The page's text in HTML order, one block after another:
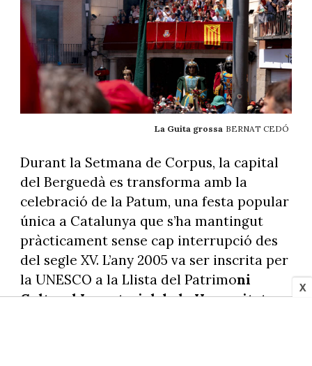
X
La Guita grossa BERNAT CEDÓ
Durant la Setmana de Corpus, la capital
del Berguedà es transforma amb la
celebració de la Patum, una festa popular
única a Catalunya que s’ha mantingut
pràcticament sense cap interrupció des
del segle XV. L’any 2005 va ser inscrita per
la UNESCO a la Llista del Patrimoni
Cultural Immaterial de la Humanitat.